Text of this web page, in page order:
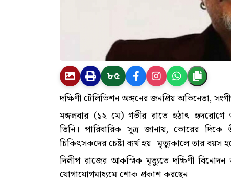
৮৫
দক্ষিণী টেলিভিশন অঙ্গনের জনপ্রিয় অভিনেতা,
মঙ্গলবার (১২ মে) গভীর রাতে হঠাৎ হৃদরোগে
তিনি। পারিবারিক সূত্র জানায়, ভোরের
চিকিৎসকদের চেষ্টা ব্যর্থ হয়। মৃত্যুকালে তার বয়স
দিলীপ রাজের আকস্মিক মৃত্যুতে দক্ষিণী
যোগাযোগমাধ্যমে শোক প্রকাশ করছেন।